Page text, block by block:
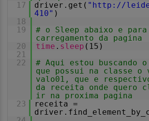
17
driver.get( " http://
410" )
18
19
# o Sleep abaixo e para
carregamento da pagina
20
time . sleep (15)
21
22
# Aqui estou buscando o
que possui na classe o
valo01, que e
da receita onde quero
ir na proxima pagina
23
receita =